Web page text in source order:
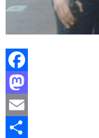
Facebook
Mastodon
Email